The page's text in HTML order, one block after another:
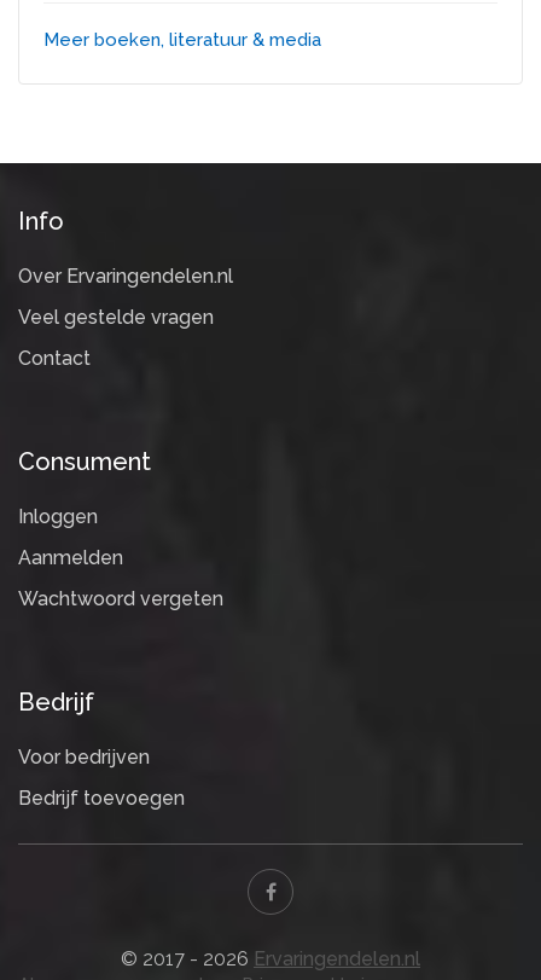
Meer boeken, literatuur & media
Info
Over Ervaringendelen.nl
Veel gestelde vragen
Contact
Consument
Inloggen
Aanmelden
Wachtwoord vergeten
Bedrijf
Voor bedrijven
Bedrijf toevoegen
© 2017 - 2026 Ervaringendelen.nl